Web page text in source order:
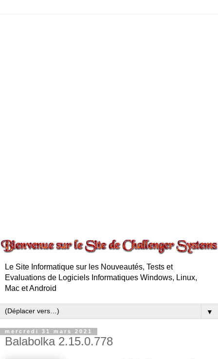
Le Site Informatique sur les Nouveautés, Tests et
Evaluations de Logiciels Informatiques Windows, Linux,
Mac et Android
▼
mercredi 31 mars 2021
Balabolka 2.15.0.778